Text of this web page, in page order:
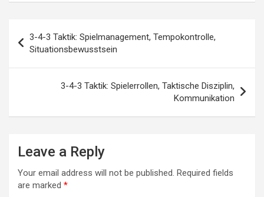
navigation
3-4-3 Taktik: Spielmanagement, Tempokontrolle,
Situationsbewusstsein
3-4-3 Taktik: Spielerrollen, Taktische Disziplin,
Kommunikation
Leave a Reply
Your email address will not be published. Required fields
are marked *